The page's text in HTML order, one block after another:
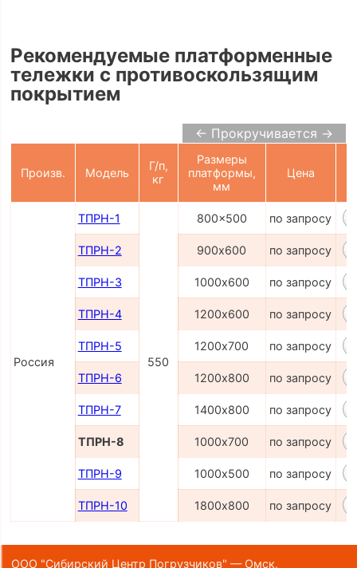
Рекомендуемые платформенные
тележки с противоскользящим
покрытием
← Прокручивается →
Произв. Модель
Г/п,
кг
Размеры
платформы,
мм
Цена
Россия
ТПРН-1
550
800x500 по запросу
ТПРН-2 900х600 по запросу
ТПРН-3 1000х600 по запросу
ТПРН-4 1200х600 по запросу
ТПРН-5 1200х700 по запросу
ТПРН-6 1200х800 по запросу
ТПРН-7 1400х800 по запросу
ТПРН-8 1000х700 по запросу
ТПРН-9 1000х500 по запросу
ТПРН-10 1800х800 по запросу
ООО "Сибирский Центр Погрузчиков" — Омск,